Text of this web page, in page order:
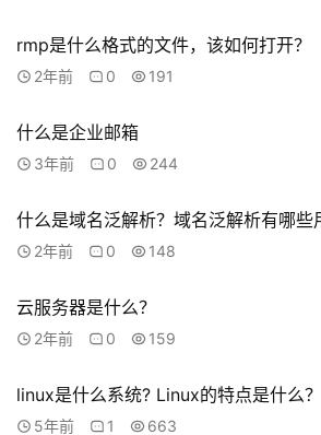
rmp是什么格式的文件，该如何打开？
2年前 0 191
什么是企业邮箱
3年前 0 244
什么是域名泛解析？域名泛解析有哪些
2年前 0 148
云服务器是什么？
2年前 0 159
linux是什么系统? Linux的特点是什么？
5年前 1 663